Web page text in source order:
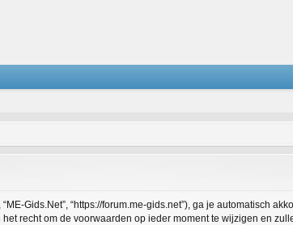
Gids.Net”, “https://forum.me-gids.net”), ga je automatisch
recht om de voorwaarden op ieder moment te wijzigen en